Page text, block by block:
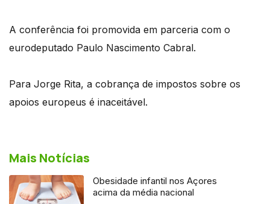
A conferência foi promovida em parceria com o
eurodeputado Paulo Nascimento Cabral.
Para Jorge Rita, a cobrança de impostos sobre os
apoios europeus é inaceitável.
Mais Notícias
Obesidade infantil nos Açores
acima da média nacional